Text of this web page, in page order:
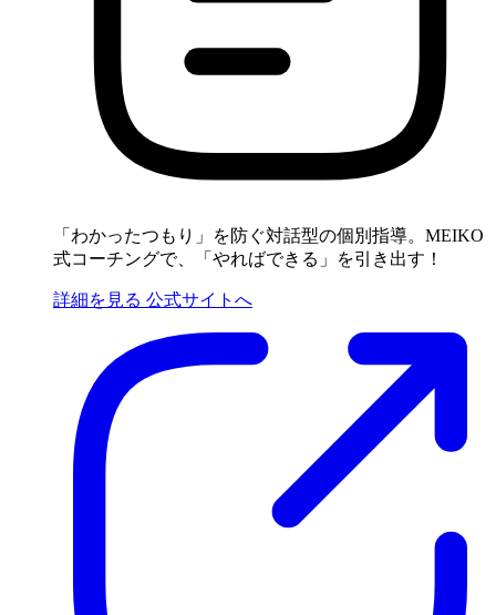
「わかったつもり」を防ぐ対話型の個別指導。MEIKO
式コーチングで、「やればできる」を引き出す！
詳細を見る 公式サイトへ